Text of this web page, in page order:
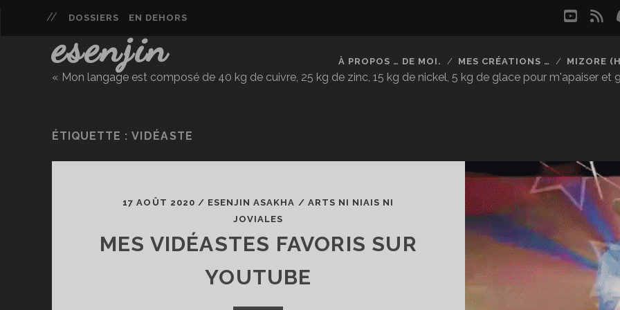
DOSSIERS EN DEHORS
esenjin
« Mon langage est composé de 40 kg de cuivre, 25 kg de zinc, 15 kg de nickel, 5 kg de glace pour m'apaiser et
À PROPOS … DE MOI. MES CRÉATIONS … MIZORE
ÉTIQUETTE :VIDÉASTE
17 AOÛT 2020 / ESENJIN ASAKHA / ARTS NI NIAIS NI
JOVIALES
MES VIDÉASTES FAVORIS SUR
YOUTUBE